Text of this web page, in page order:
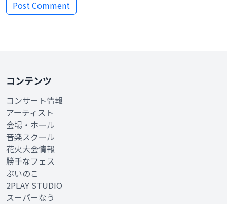
コンテンツ
コンサート情報
アーティスト
会場・ホール
音楽スクール
花火大会情報
勝手なフェス
ぶいのこ
2PLAY STUDIO
スーパーなう